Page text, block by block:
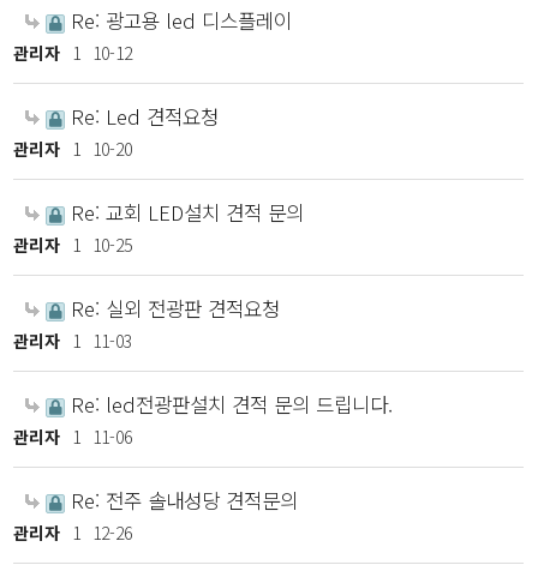
Re: 광고용 led 디스플레이
관리자 1 10-12
Re: Led 견적요청
관리자 1 10-20
Re: 교회 LED설치 견적 문의
관리자 1 10-25
Re: 실외 전광판 견적요청
관리자 1 11-03
Re: led전광판설치 견적 문의 드립니다.
관리자 1 11-06
Re: 전주 솔내성당 견적문의
관리자 1 12-26